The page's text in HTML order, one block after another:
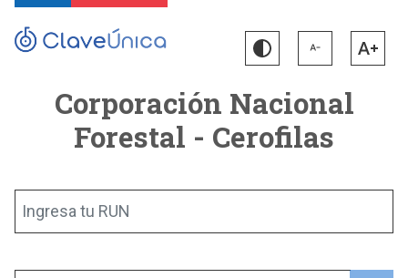
Corporación Nacional
Forestal - Cerofilas
Ingresa tu RUN